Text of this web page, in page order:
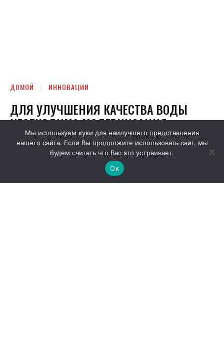
Мы используем куки для наилучшего представления
нашего сайта. Если Вы продолжите использовать сайт, мы
будем считать что Вас это устраивает.
Ок